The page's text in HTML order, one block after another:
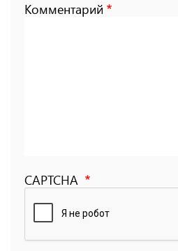
Комментарий
CAPTCHA